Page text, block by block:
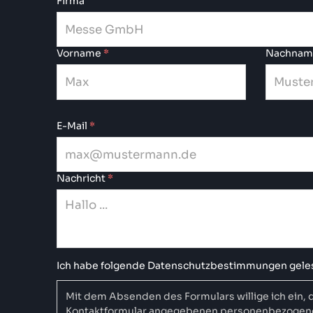
Vorname *
E-Mail *
Nachricht *
Ich habe folgende Datenschutzbestimmungen
Mit dem Absenden des Formulars willige ich ein,